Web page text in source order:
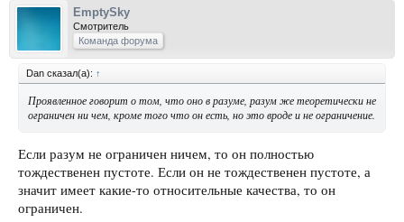
EmptySky
Смотритель
Команда форума
Dan сказал(а): ↑
Проявленное говорит о том, что оно в разуме, разум же теоретически не
ограничен ни чем, кроме того что он есть, но это вроде и не ограничение.
Если разум не ограничен ничем, то он полностью
тождественен пустоте. Если он не тождественен пустоте, а
значит имеет какие-то относительные качества, то он
ограничен.